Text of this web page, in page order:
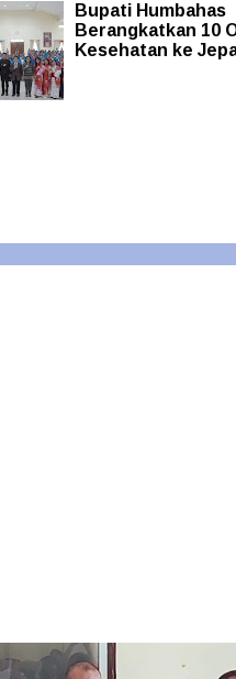
Bupati Humbahas
Berangkatkan 10
Kesehatan ke